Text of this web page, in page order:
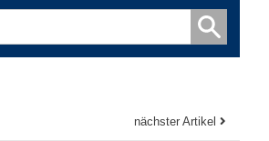
nächster Artikel